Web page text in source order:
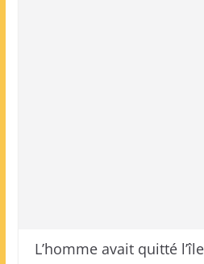
L’homme avait quitté